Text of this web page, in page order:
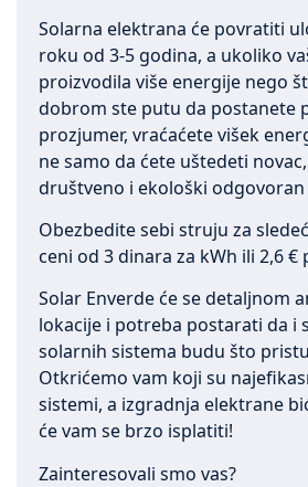
Solarna elektrana će povratiti
roku od 3-5 godina, a ukoliko
proizvodila više energije nego
dobrom ste putu da postanete
prozjumer, vraćaćete višek
ne samo da ćete uštedeti
društveno i ekološki odgovoran
Obezbedite sebi struju za
ceni od 3 dinara za kWh ili 2,6 €
Solar Enverde će se detaljnom
lokacije i potreba postarati da i
solarnih sistema budu što
Otkrićemo vam koji su
sistemi, a izgradnja elektrane
će vam se brzo isplatiti!
Zainteresovali smo vas?